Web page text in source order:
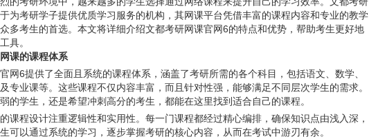
为考研学子提供优质学习服务的机构，其网课平台凭借丰富的课程内容和专业的教学
多考生的首选。本文将详细介绍文都考研网课官网6的特点和优势，帮助考生更好地
具。
课的课程体系
网6提供了全面且系统的课程体系，涵盖了考研所需的各个科目，包括语文、数学、
专业课等。这些课程不仅内容丰富，而且针对性强，能够满足不同层次学生的需求。
的学生，还是希望冲刺高分的考生，都能在这里找到适合自己的课程。
课程设计注重逻辑性和实用性。每一门课程都经过精心编排，确保知识点由浅入深，
可以通过系统的学习，逐步掌握考研的核心内容，从而在考试中游刃有余。